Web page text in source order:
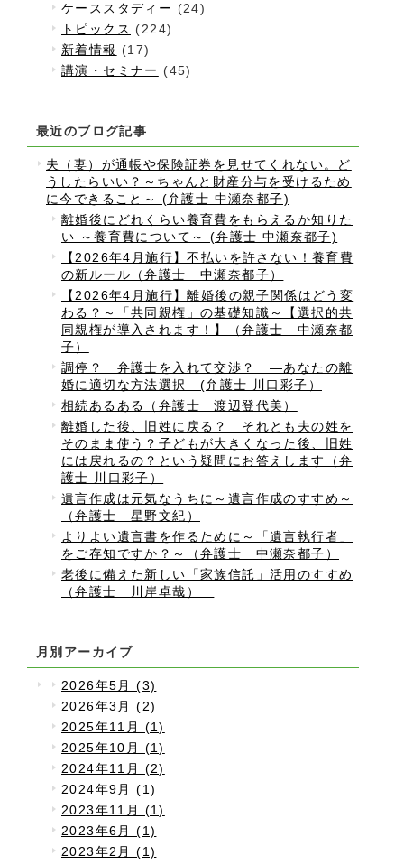
ケーススタディー (24)
トピックス (224)
新着情報 (17)
講演・セミナー (45)
最近のブログ記事
夫（妻）が通帳や保険証券を見せてくれない。ど
うしたらいい？～ちゃんと財産分与を受けるため
に今できること～ (弁護士 中瀬奈都子)
離婚後にどれくらい養育費をもらえるか知りた
い ～養育費について～ (弁護士 中瀬奈都子)
【2026年4月施行】不払いを許さない！養育費
の新ルール（弁護士 中瀬奈都子）
【2026年4月施行】離婚後の親子関係はどう変
わる？～「共同親権」の基礎知識～【選択的共
同親権が導入されます！】（弁護士 中瀬奈都
子）
調停？ 弁護士を入れて交渉？ ―あなたの離
婚に適切な方法選択―(弁護士 川口彩子）
相続あるある（弁護士 渡辺登代美）
離婚した後、旧姓に戻る？ それとも夫の姓を
そのまま使う？子どもが大きくなった後、旧姓
には戻れるの？という疑問にお答えします（弁
護士 川口彩子）
遺言作成は元気なうちに～遺言作成のすすめ～
（弁護士 星野文紀）
よりよい遺言書を作るために～「遺言執行者」
をご存知ですか？～（弁護士 中瀬奈都子）
老後に備えた新しい「家族信託」活用のすすめ
（弁護士 川岸卓哉）
月別アーカイブ
2026年5月 (3)
2026年3月 (2)
2025年11月 (1)
2025年10月 (1)
2024年11月 (2)
2024年9月 (1)
2023年11月 (1)
2023年6月 (1)
2023年2月 (1)